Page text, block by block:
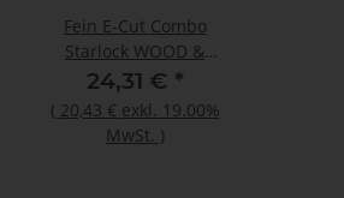
Fein E-Cut Combo
Starlock WOOD &
METAL, Aufnahme
Starlock
24,31 € *
( 20,43 € exkl. 19.00%
MwSt. )